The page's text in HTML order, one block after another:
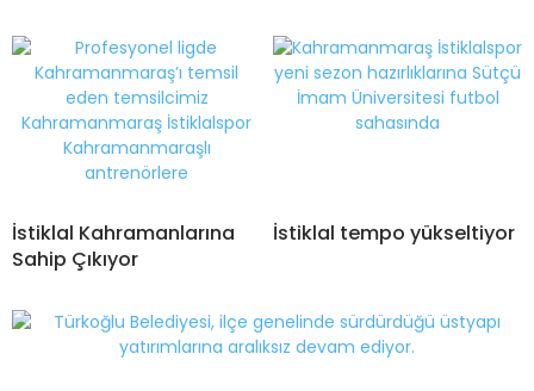
İstiklal Kahramanlarına
Sahip Çıkıyor
İstiklal tempo yükseltiyor